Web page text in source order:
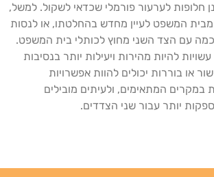
חלופות לערעור פורמלי שכדאי לשקול. למשל,
המשפט לעיין מחדש בהחלטתו, או לנסות
עם הצד השני מחוץ לכותלי בית המשפט.
להיות מהירות ויעילות יותר בנסיבות
או בוררות יכולים להוות אפשרויות
במקרים המתאימים, ולעיתים מובילים
יותר עבור שני הצדדים.